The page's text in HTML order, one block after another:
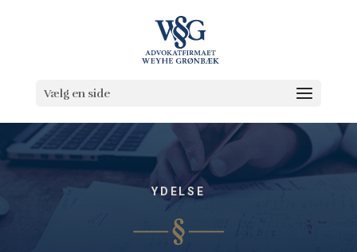
Vælg en side
YDELSE